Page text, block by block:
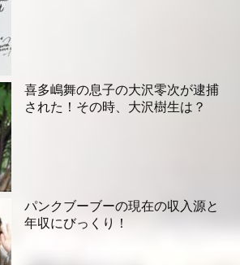
喜多嶋舞の息子の大沢零次が逮捕
された！その時、大沢樹生は？
パンクブーブーの現在の収入源と
年収にびっくり！